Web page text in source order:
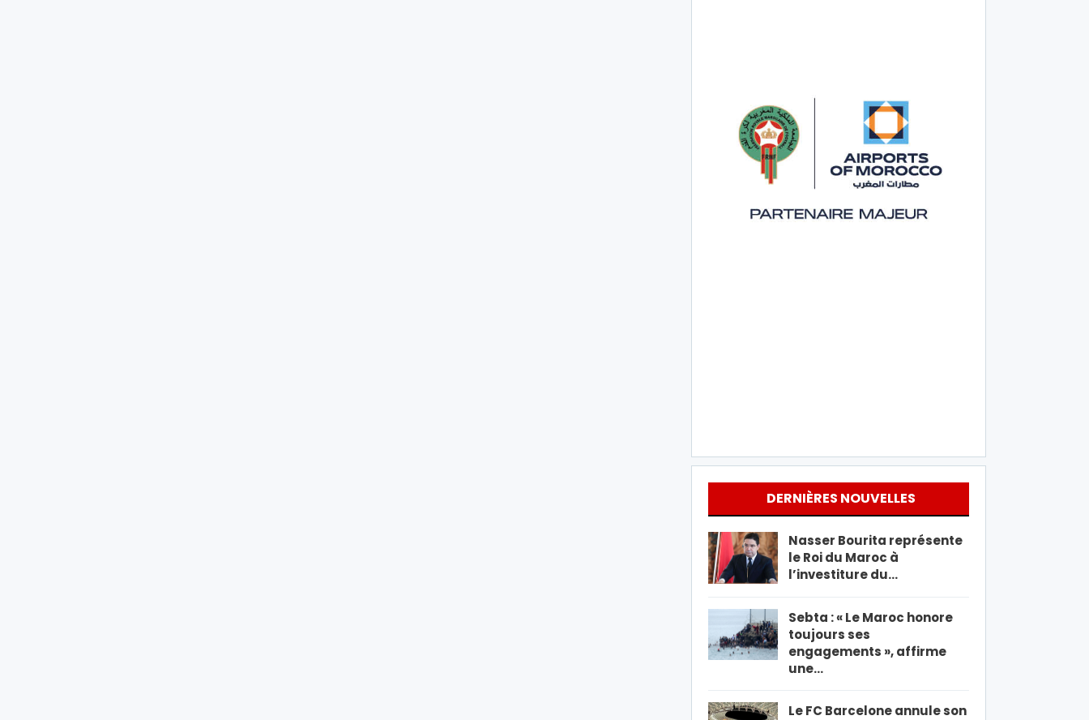
DERNIÈRES NOUVELLES
Nasser Bourita représente
le Roi du Maroc à
l’investiture du…
Sebta : « Le Maroc honore
toujours ses
engagements », affirme
une…
Le FC Barcelone annule son